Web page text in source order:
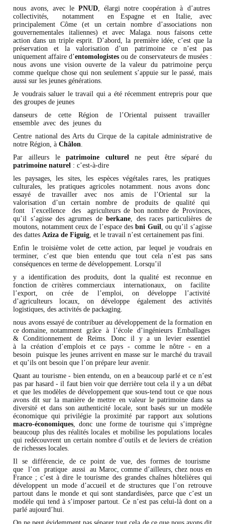
nous avons, avec le PNUD, élargi notre coopération à d’autres
collectivités, notamment en Espagne et en Italie, avec
principalement Côme (et un certain nombre d’associations non
gouvernementales italiennes) et avec Malaga. nous faisons cette
action dans un triple esprit. D’abord, la première idée, c’est que la
préservation et la valorisation d’un patrimoine ce n’est pas
uniquement affaire d’entomologistes ou de conservateurs de musées :
nous avons une vision ouverte de la valeur du patrimoine perçu
comme quelque chose qui non seulement s’appuie sur le passé, mais
aussi sur les jeunes générations.
Je voudrais saluer le travail qui a été récemment entrepris pour que
des groupes de jeunes
danseurs de cette Région de l’Oriental puissent travailler
ensemble avec des jeunes du
Centre national des Arts du Cirque de la capitale administrative de
notre Région, àChâlon.
Par ailleurs lepatrimoine culturelne peut être séparé du
patrimoine naturel : c’est-à-dire
les paysages, les sites, les espèces végétales rares, les pratiques
culturales, les pratiques agricoles notamment. nous avons donc
essayé de travailler avec nos amis de l’Oriental sur la
valorisation d’un certain nombre de produits de qualité qui
font l’excellence des agriculteurs de bon nombre de Provinces,
qu’il s’agisse des agrumes deberkane, des races particulières de
moutons, notamment ceux de l’espace desbni Guil, ou qu’il s’agisse
des dattesAziza de Figuig, et le travail n’est certainement pas fini.
Enfin le troisième volet de cette action, par lequel je voudrais en
terminer, c’est que bien entendu que tout cela n’est pas sans
conséquences en terme de développement. Lorsqu’il
y a identification des produits, dont la qualité est reconnue en
fonction de critères commerciaux internationaux, on facilite
l’export, on crée de l’emploi, on développe l’activité
d’agriculteurs locaux, on développe également des activités
logistiques, des activités de packaging.
nous avons essayé de contribuer au développement de la formation en
ce domaine, notamment grâce à l’école d’ingénieurs Emballages
& Conditionnement de Reims. Donc il y a un levier essentiel
à la création d’emplois et ce pays - comme le nôtre - en a
besoin puisque les jeunes arrivent en masse sur le marché du travail
et qu’ils ont besoin que l’on prépare leur avenir.
Quant au tourisme - bien entendu, on en a beaucoup parlé et ce n’est
pas par hasard - il faut bien voir que derrière tout cela il y a un débat
et que les modèles de développement que sous-tend tout ce que nous
avons dit sur la manière de mettre en valeur le patrimoine dans sa
diversité et dans son authenticité locale, sont basés sur un modèle
économique qui privilégie la proximité par rapport aux solutions
macro-économiques, donc une forme de tourisme qui s’imprègne
beaucoup plus des réalités locales et mobilise les populations locales
qui redécouvrent un certain nombre d’outils et de leviers de création
de richesses locales.
Il se différencie, de ce point de vue, des formes de tourisme
que l’on pratique aussi au Maroc, comme d’ailleurs, chez nous en
France ; c’est à dire le tourisme des grandes chaînes hôtelières qui
développent un mode d’accueil et de structures que l’on retrouve
partout dans le monde et qui sont standardisées, parce que c’est un
modèle qui tend à s’imposer partout. Ce n’est pas celui-là dont on a
parlé aujourd’hui.